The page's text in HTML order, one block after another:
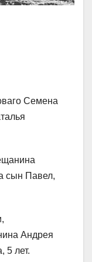
Семена
сын Павел,
Андрея
5 лет.